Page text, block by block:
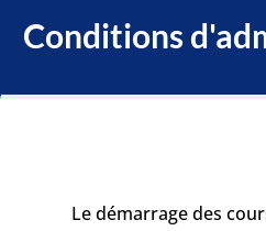
Conditions
Le démarrage des